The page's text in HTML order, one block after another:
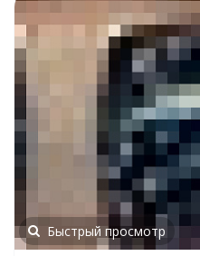
Быстрый просмотр